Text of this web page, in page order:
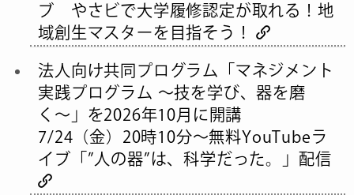
ブ やさビで大学履修認定が取れる！地
域創生マスターを目指そう！
法人向け共同プログラム「マネジメント
実践プログラム 〜技を学び、器を磨
く〜」を2026年10月に開講
7/24（金）20時10分～無料YouTubeラ
イブ「”人の器”は、科学だった。」配信